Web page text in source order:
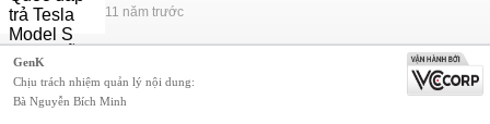
11 năm trước
GenK
Chịu trách nhiệm quản lý nội dung:
Bà Nguyễn Bích Minh